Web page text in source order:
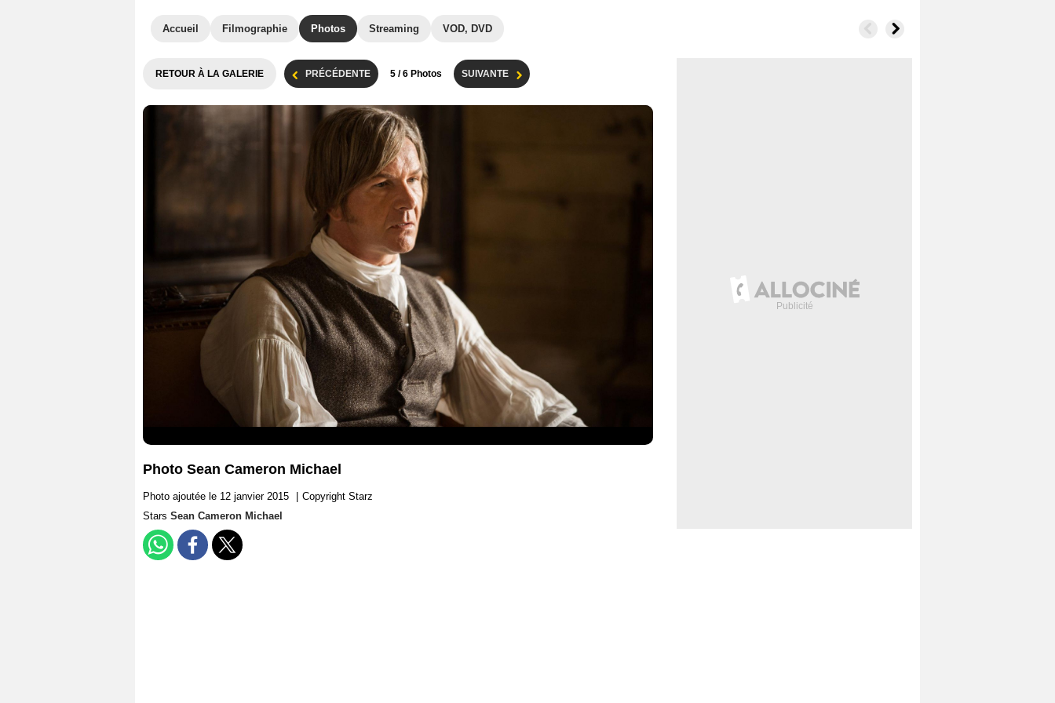
Accueil Filmographie Photos Streaming VOD, DVD
RETOUR À LA GALERIE PRÉCÉDENTE 5 / 6 Photos SUIVANTE
Photo Sean Cameron Michael
Photo ajoutée le 12 janvier 2015
Copyright Starz
Stars Sean Cameron Michael